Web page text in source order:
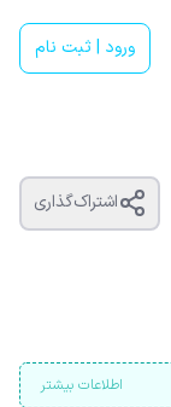
ورود | ثبت نام
اشتراک‌گذاری
اطلاعات بیشتر